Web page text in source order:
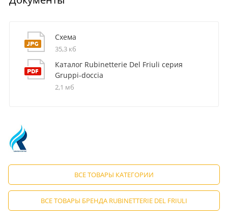
Схема
35,3 кб
Каталог Rubinetterie Del Friuli серия
Gruppi-doccia
2,1 мб
ВСЕ ТОВАРЫ КАТЕГОРИИ
ВСЕ ТОВАРЫ БРЕНДА RUBINETTERIE DEL FRIULI